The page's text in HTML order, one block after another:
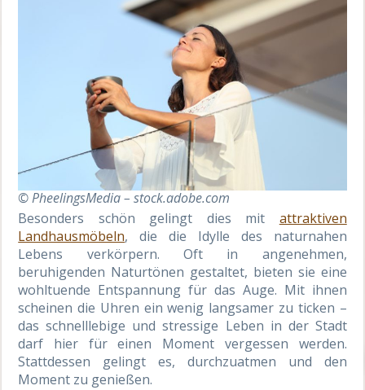
© PheelingsMedia – stock.adobe.com
Besonders schön gelingt dies mit attraktiven
Landhausmöbeln, die die Idylle des naturnahen
Lebens verkörpern. Oft in angenehmen,
beruhigenden Naturtönen gestaltet, bieten sie eine
wohltuende Entspannung für das Auge. Mit ihnen
scheinen die Uhren ein wenig langsamer zu ticken –
das schnelllebige und stressige Leben in der Stadt
darf hier für einen Moment vergessen werden.
Stattdessen gelingt es, durchzuatmen und den
Moment zu genießen.